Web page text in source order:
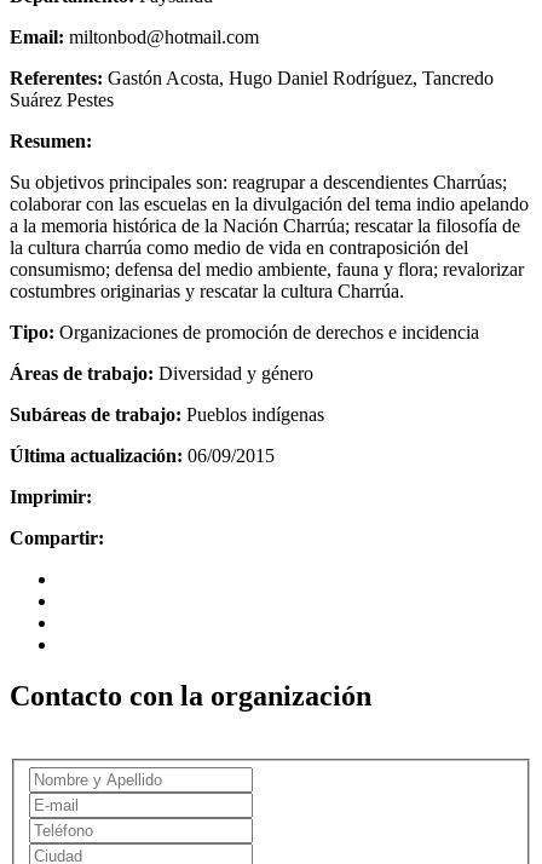
Email: miltonbod@hotmail.com
Referentes: Gastón Acosta, Hugo Daniel Rodríguez, Tancredo
Suárez Pestes
Resumen:
Su objetivos principales son: reagrupar a descendientes Charrúas;
colaborar con las escuelas en la divulgación del tema indio apelando
a la memoria histórica de la Nación Charrúa; rescatar la filosofía de
la cultura charrúa como medio de vida en contraposición del
consumismo; defensa del medio ambiente, fauna y flora; revalorizar
costumbres originarias y rescatar la cultura Charrúa.
Tipo: Organizaciones de promoción de derechos e incidencia
Áreas de trabajo: Diversidad y género
Subáreas de trabajo: Pueblos indígenas
Última actualización: 06/09/2015
Imprimir:
Compartir:
Contacto con la organización